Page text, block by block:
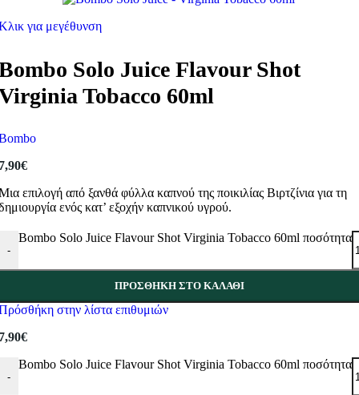
για μεγέθυνση
Solo Juice Flavour Shot
Tobacco 60ml
€
επιλογή από ξανθά φύλλα καπνού της ποικιλίας Βιρτζίνια για τη
ενός κατ’ εξοχήν καπνικού υγρού.
-
Bombo Solo Juice Flavour Shot Virginia Tobacco 60ml ποσότητα
ΠΡΟΣΘΉΚΗ ΣΤΟ ΚΑΛΆΘΙ
στην λίστα επιθυμιών
€
-
Bombo Solo Juice Flavour Shot Virginia Tobacco 60ml ποσότητα